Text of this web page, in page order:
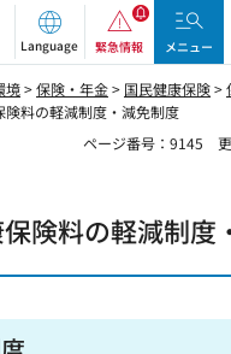
Language 緊急情報 メニュー
境>保険・年金> 国民健康保険>
険料の軽減制度・減免制度
ページ番号：9145
険料の軽減制度